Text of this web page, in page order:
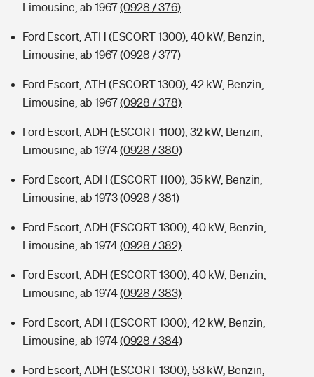
Typklassen: So ist Ihr Auto eingestuft
Sie haben Fragen?
Limousine, ab 1967(0928 / 376)
Ford Escort, ATH (ESCORT 1300), 40 kW, Benzin,
Limousine, ab 1967(0928 / 377)
Ford Escort, ATH (ESCORT 1300), 42 kW, Benzin,
Limousine, ab 1967(0928 / 378)
Ford Escort, ADH (ESCORT 1100), 32 kW, Benzin,
Limousine, ab 1974(0928 / 380)
Ford Escort, ADH (ESCORT 1100), 35 kW, Benzin,
Limousine, ab 1973(0928 / 381)
Ford Escort, ADH (ESCORT 1300), 40 kW, Benzin,
Limousine, ab 1974(0928 / 382)
Ford Escort, ADH (ESCORT 1300), 40 kW, Benzin,
Limousine, ab 1974(0928 / 383)
Ford Escort, ADH (ESCORT 1300), 42 kW, Benzin,
Limousine, ab 1974(0928 / 384)
Ford Escort, ADH (ESCORT 1300), 53 kW, Benzin,